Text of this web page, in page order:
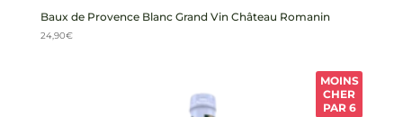
Baux de Provence Blanc Grand Vin Château Romanin
24,90€
MOINS
CHER
PAR 6